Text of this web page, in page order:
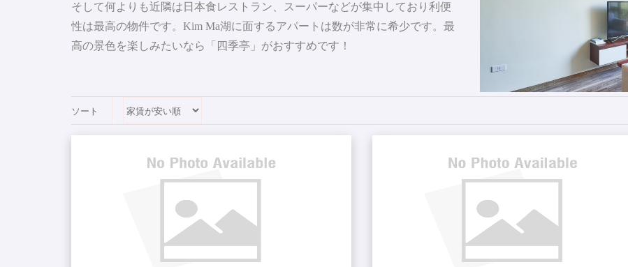
そして何よりも近隣は日本食レストラン、スーパーなどが集中しており利便
性は最高の物件です。Kim Ma湖に面するアパートは数が非常に希少です。最
高の景色を楽しみたいなら「四季亭」がおすすめです！
ソート